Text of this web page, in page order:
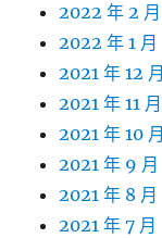
2022 年 2 月
2022 年 1 月
2021 年 12 月
2021 年 11 月
2021 年 10 月
2021 年 9 月
2021 年 8 月
2021 年 7 月